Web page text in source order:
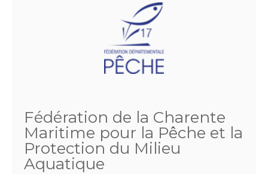
Fédération de la Charente
Maritime pour la Pêche et la
Protection du Milieu
Aquatique